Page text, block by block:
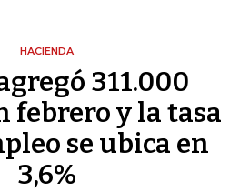
HACIENDA
311.000
febrero y la tasa
se ubica en
3,6%